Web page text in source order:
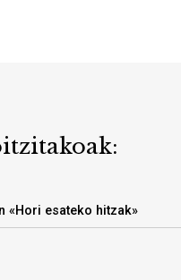
«Hori esateko hitzak»